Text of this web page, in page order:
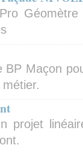
BP Maçon
projet